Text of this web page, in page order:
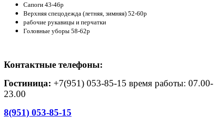
Сапоги 43-46р
Верхняя спецодежда (летняя, зимняя) 52-60р
рабочие рукавицы и перчатки
Головные уборы 58-62р
Контактные телефоны:
Гостиница: +7(951) 053-85-15 время работы: 07.00-
23.00
8(951) 053-85-15